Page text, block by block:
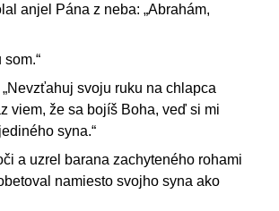
anjel Pána z neba: „Abrahám,
som.“
svoju ruku na chlapca
viem, že sa bojíš Boha, veď si mi
syna.“
a uzrel barana zachyteného rohami
namiesto svojho syna ako